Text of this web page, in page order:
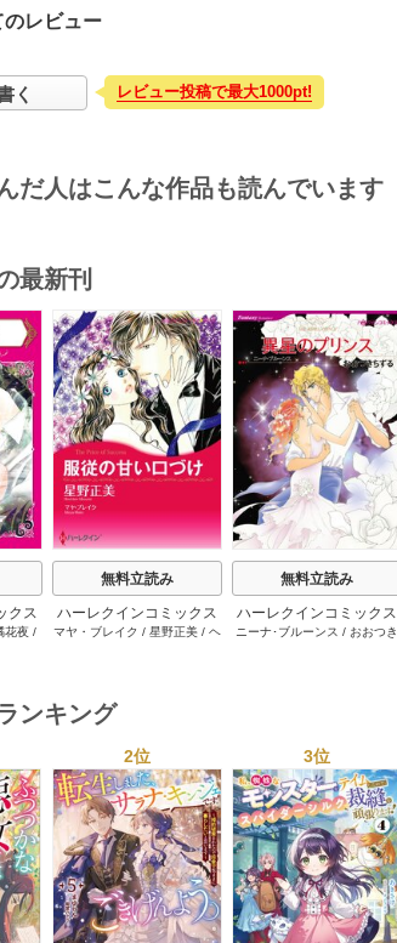
レビュー
く レビュー投稿で最大1000pt!
だ人はこんな作品も読んでいます
最新刊
クス
花夜 /
無料立読み
ハーレクインコミックス
セット 2026年 vol.1002
マヤ・ブレイク / 星野正美 / ヘ
無料立読み
ハーレクインコミックス
セット 2026年 vol.1063
ニーナ･ブルーンス / おおつき
ンキング
2位 3位